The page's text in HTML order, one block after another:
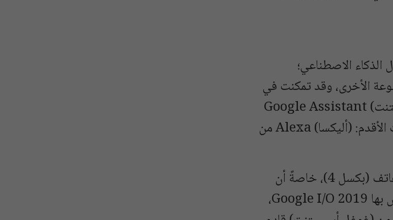
الاصطناعي؛
الأخرى، وقد تمكنت في
سنوات قليلة من جعل مساعدها الرقمي (غوغل أسيستنت) Google Assistant
منافساً قوياً، ويتفوق في بعض الأمور، على المساعدات الأقدم: (أليكسا) Alexa من
لذا، يُنتظر أن نشهد قدرات ذكاء اصطناعي أقوى في هاتف (بكسل 4)، خاصةً أن
غوغل قد أعلنت خلال مؤتمر المطورين السنوي الخاص بها Google I/O 2019،